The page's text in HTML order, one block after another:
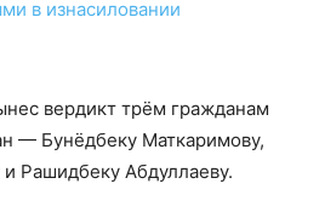
вердикт трём гражданам
— Бунёдбеку Маткаримову,
Рашидбеку Абдуллаеву.